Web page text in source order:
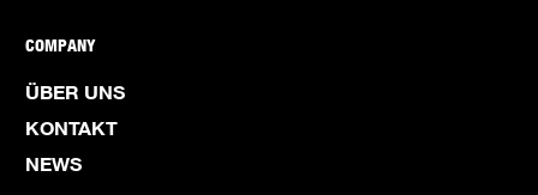
COMPANY
ÜBER UNS
KONTAKT
NEWS